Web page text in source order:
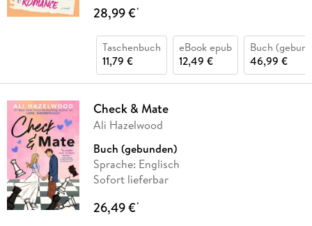
28,99 €*
Taschenbuch
11,79 €
eBook epub
12,49 €
Buch
46,99 €
Check & Mate
Ali Hazelwood
Buch (gebunden)
Sprache: Englisch
Sofort lieferbar
26,49 €*